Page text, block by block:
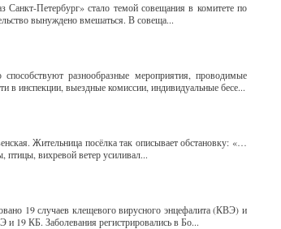
Петербург» стало темой совещания в комитете по
вынуждено вмешаться. В совеща...
разнообразные мероприятия, проводимые
в инспекции, выездные комиссии, индивидуальные бесе...
Жительница посёлка так описывает обстановку: «…
вихревой ветер усиливал...
19 случаев клещевого вирусного энцефалита (КВЭ) и
и 19 КБ. Заболевания регистрировались в Бо...